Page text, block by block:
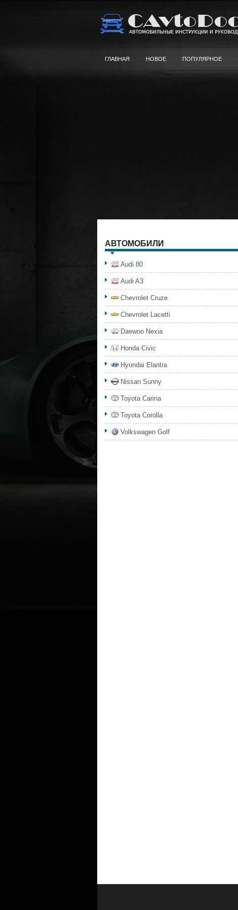
ГЛАВНАЯ НОВОЕ ПОПУЛЯРНОЕ
АВТОМОБИЛИ
Audi 80
Audi A3
Chevrolet Cruze
Chevrolet Lacetti
Daewoo Nexia
Honda Civic
Hyundai Elantra
Nissan Sunny
Toyota Carina
Toyota Corolla
Volkswagen Golf